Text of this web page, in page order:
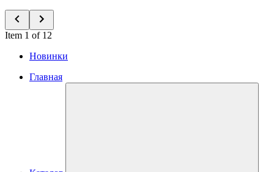
Item 1 of 12
Новинки
Главная